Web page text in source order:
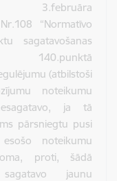
3.februāra
“Normatīvo
sagatavošanas
140.punktā
(atbilstoši
noteikumu
ja tā
pārsniegtu pusi
noteikumu
proti, šādā
jaunu